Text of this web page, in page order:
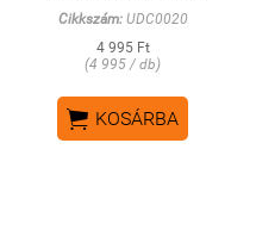
Cikkszám:UDC0020
4 995 Ft
(4 995 / db)
 KOSÁRBA